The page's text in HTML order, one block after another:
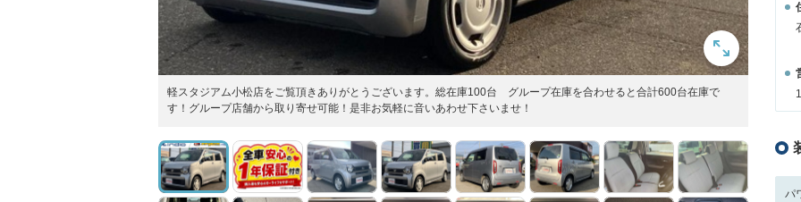
軽スタジアム小松店をご覧頂きありがとうございます。総在庫100台 グループ在庫を合わせると合計600台在庫で
す！グループ店舗から取り寄せ可能！是非お気軽に音いあわせ下さいませ！
パ